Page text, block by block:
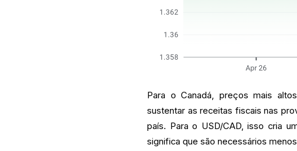
Para o Canadá, preços mais
sustentar as receitas fiscais nas
país. Para o USD/CAD, isso cria
significa que são necessários